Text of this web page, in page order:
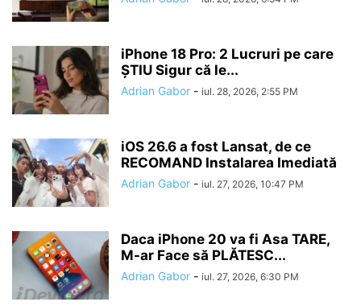
iPhone 18 Pro: 2 Lucruri pe care
ȘTIU Sigur că le...
Adrian Gabor - iul. 28, 2026, 2:55 PM
iOS 26.6 a fost Lansat, de ce
RECOMAND Instalarea Imediată
Adrian Gabor - iul. 27, 2026, 10:47 PM
Daca iPhone 20 va fi Asa TARE,
M-ar Face să PLĂTESC...
Adrian Gabor - iul. 27, 2026, 6:30 PM